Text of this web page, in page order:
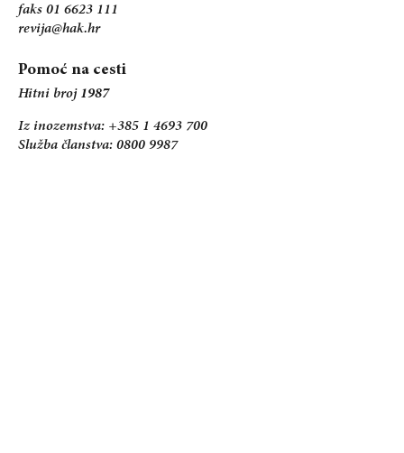
faks 01 6623 111
revija@hak.hr
Pomoć na cesti
Hitni broj 1987
Iz inozemstva: +385 1 4693 700
Služba članstva: 0800 9987